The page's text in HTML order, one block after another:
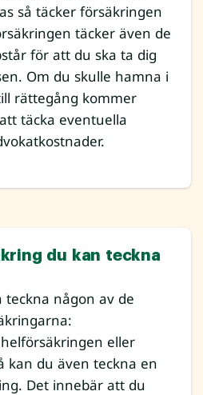
så täcker försäkringen
täcker även de
för att du ska ta dig
Om du skulle hamna i
rättegång kommer
täcka eventuella
du kan teckna
någon av de
eller
kan du även teckna en
Det innebär att du